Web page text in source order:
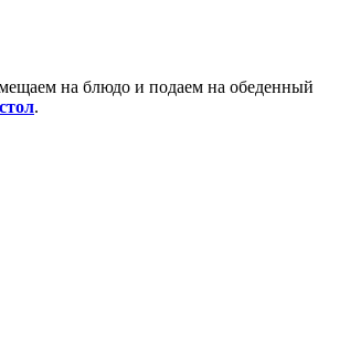
на блюдо и подаем на обеденный
.